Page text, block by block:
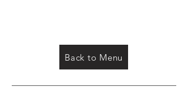
Back to Menu